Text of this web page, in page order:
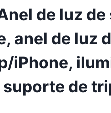
de luz
anel de luz
iPhone,
de